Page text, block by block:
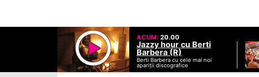
ACUM: 20.00
Jazzy hour cu Berti
Barbera (R)
Berti Barbera cu cele mai noi
apariții discografice